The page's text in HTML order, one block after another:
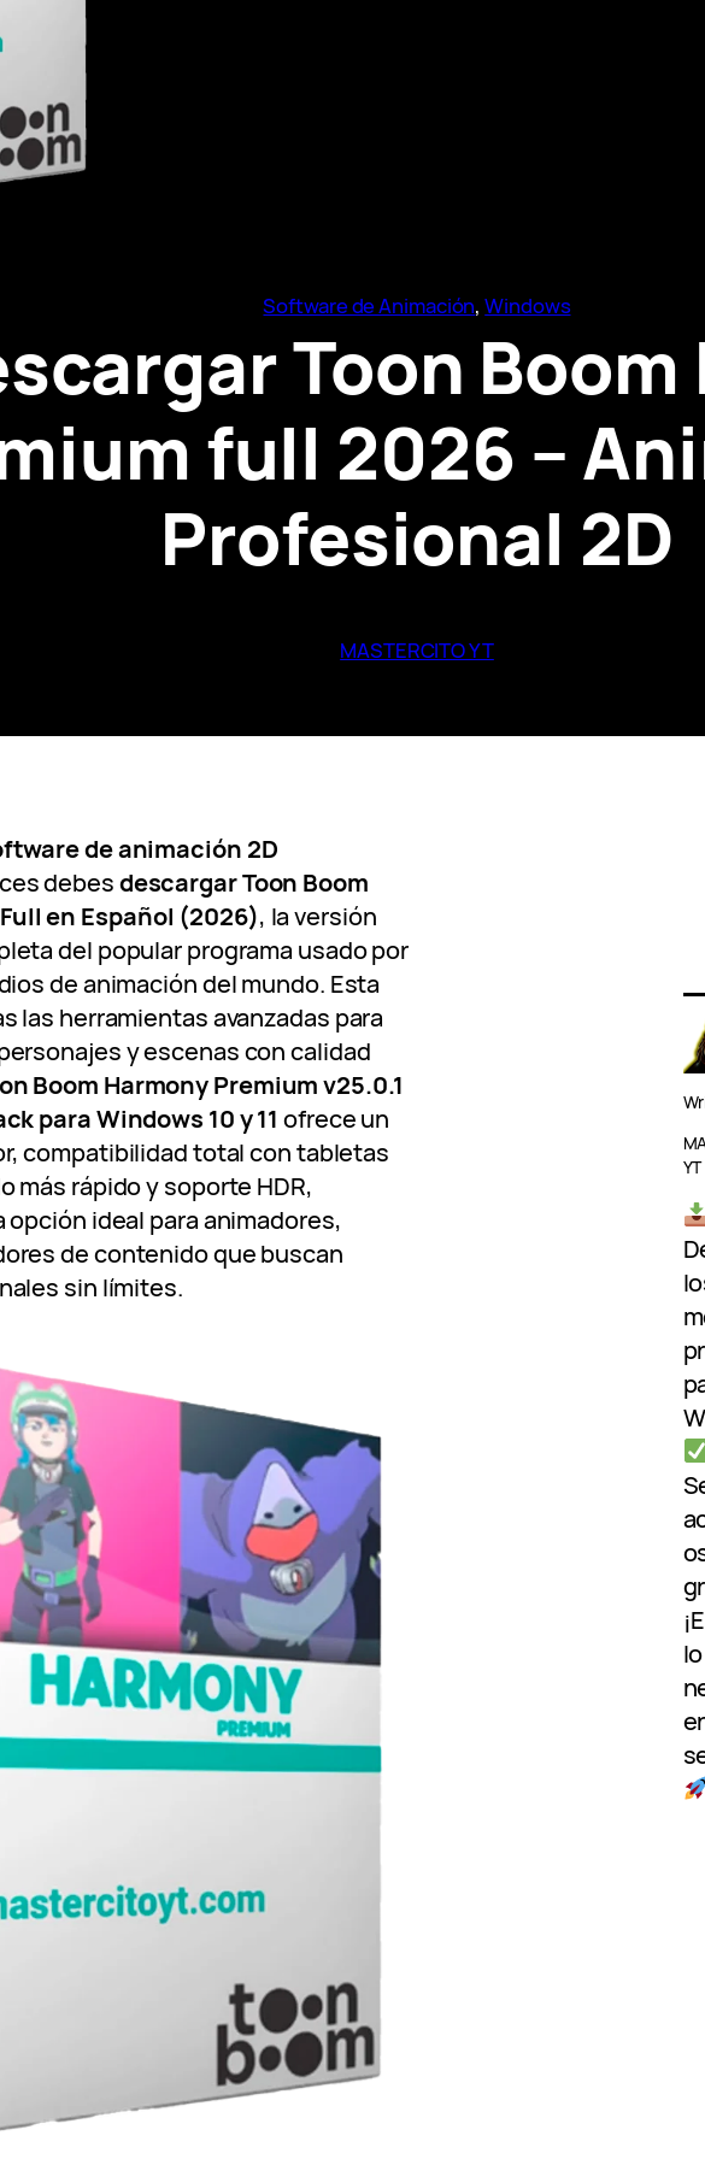
Software de Animación, Windows
Toon
full 2026 –
Profesional 2D
MASTERCITO YT
de animación 2D
debesdescargar Toon Boom
en Español (2026), la versión
del popular programa usado por
de animación del mundo. Esta
las herramientas avanzadas para
y escenas con calidad
Boom Harmony Premium v25.0.1
para Windows 10 y 11 ofrece un
compatibilidad total con tabletas
más rápido y soporte HDR,
ideal para animadores,
de contenido que buscan
sin límites.
YT